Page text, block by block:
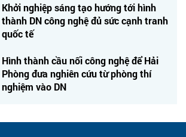
Khởi nghiệp sáng tạo hướng tới hình
thành DN công nghệ đủ sức cạnh tranh
quốc tế
Hình thành cầu nối công nghệ để Hải
Phòng đưa nghiên cứu từ phòng thí
nghiệm vào DN